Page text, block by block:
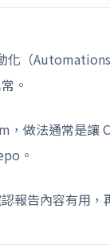
化（
。
，做法通常是
。
報告內容有用